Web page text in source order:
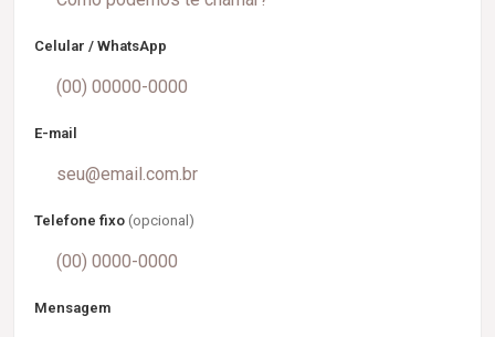
Celular / WhatsApp
E-mail
Telefone fixo (opcional)
Mensagem